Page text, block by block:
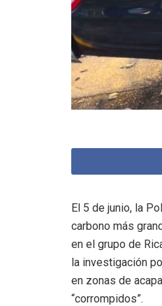
El 5 de junio, la
carbono más
en el grupo de
la investigación
en zonas de
“corrompidos”.